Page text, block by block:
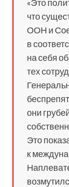
«Это
что
ООН и
в
на себя
тех
они
Это
к